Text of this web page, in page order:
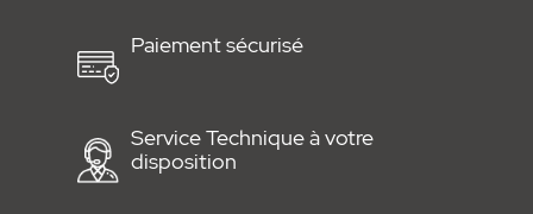
Paiement sécurisé
Service Technique à votre
disposition